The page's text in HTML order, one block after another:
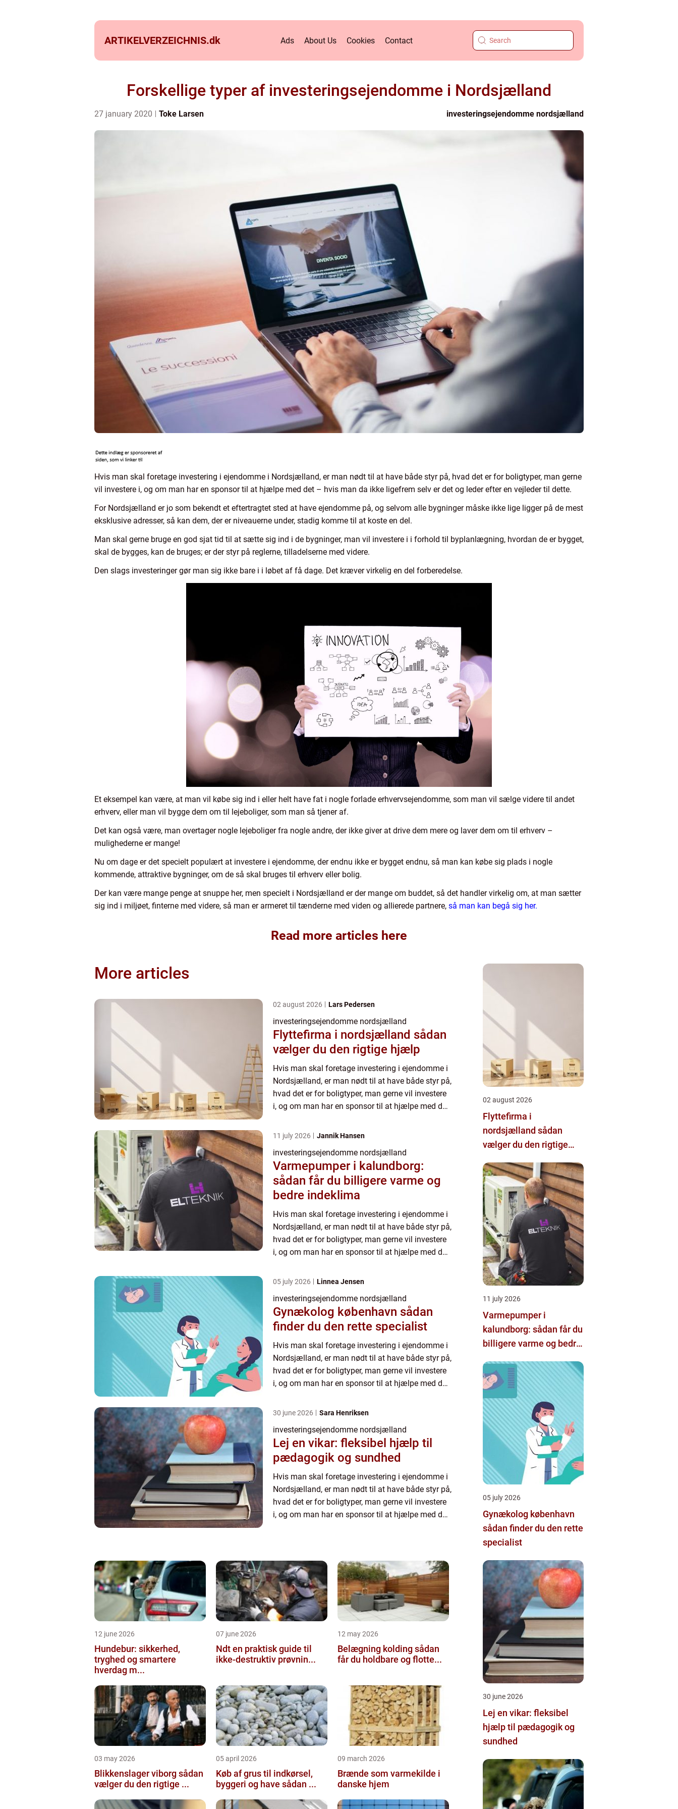
ARTIKELVERZEICHNIS.dk Ads About Us Cookies Contact
Forskellige typer af investeringsejendomme i Nordsjælland
27 january 2020 Toke Larsen investeringsejendomme nordsjælland
Hvis man skal foretage investering i ejendomme i Nordsjælland, er man nødt til at have både styr på, hvad det er for boligtyper, man gerne
vil investere i, og om man har en sponsor til at hjælpe med det – hvis man da ikke ligefrem selv er det og leder efter en vejleder til dette.
For Nordsjælland er jo som bekendt et eftertragtet sted at have ejendomme på, og selvom alle bygninger måske ikke lige ligger på de mest
eksklusive adresser, så kan dem, der er niveauerne under, stadig komme til at koste en del.
Man skal gerne bruge en god sjat tid til at sætte sig ind i de bygninger, man vil investere i i forhold til byplanlægning, hvordan de er bygget,
skal de bygges, kan de bruges; er der styr på reglerne, tilladelserne med videre.
Den slags investeringer gør man sig ikke bare i i løbet af få dage. Det kræver virkelig en del forberedelse.
Et eksempel kan være, at man vil købe sig ind i eller helt have fat i nogle forlade erhvervsejendomme, som man vil sælge videre til andet
erhverv, eller man vil bygge dem om til lejeboliger, som man så tjener af.
Det kan også være, man overtager nogle lejeboliger fra nogle andre, der ikke giver at drive dem mere og laver dem om til erhverv –
mulighederne er mange!
Nu om dage er det specielt populært at investere i ejendomme, der endnu ikke er bygget endnu, så man kan købe sig plads i nogle
kommende, attraktive bygninger, om de så skal bruges til erhverv eller bolig.
Der kan være mange penge at snuppe her, men specielt i Nordsjælland er der mange om buddet, så det handler virkelig om, at man sætter
sig ind i miljøet, finterne med videre, så man er armeret til tænderne med viden og allierede partnere, så man kan begå sig her.
Read more articles here
More articles
02 august 2026 Lars Pedersen
investeringsejendomme nordsjælland
Flyttefirma i nordsjælland sådan
vælger du den rigtige hjælp
Hvis man skal foretage investering i ejendomme i
Nordsjælland, er man nødt til at have både styr på,
hvad det er for boligtyper, man gerne vil investere
i, og om man har en sponsor til at hjælpe med det
11 july 2026 Jannik Hansen
investeringsejendomme nordsjælland
Varmepumper i kalundborg:
sådan får du billigere varme og
bedre indeklima
Hvis man skal foretage investering i ejendomme i
Nordsjælland, er man nødt til at have både styr på,
hvad det er for boligtyper, man gerne vil investere
i, og om man har en sponsor til at hjælpe med det
05 july 2026 Linnea Jensen
investeringsejendomme nordsjælland
Gynækolog københavn sådan
finder du den rette specialist
Hvis man skal foretage investering i ejendomme i
Nordsjælland, er man nødt til at have både styr på,
hvad det er for boligtyper, man gerne vil investere
i, og om man har en sponsor til at hjælpe med det
30 june 2026 Sara Henriksen
investeringsejendomme nordsjælland
Lej en vikar: fleksibel hjælp til
pædagogik og sundhed
Hvis man skal foretage investering i ejendomme i
Nordsjælland, er man nødt til at have både styr på,
hvad det er for boligtyper, man gerne vil investere
i, og om man har en sponsor til at hjælpe med det
12 june 2026
Hundebur: sikkerhed,
tryghed og smartere
hverdag m...
07 june 2026
Ndt en praktisk guide til
ikke-destruktiv prøvnin...
12 may 2026
Belægning kolding sådan
får du holdbare og flotte...
03 may 2026
Blikkenslager viborg sådan
vælger du den rigtige ...
05 april 2026
Køb af grus til indkørsel,
byggeri og have sådan ...
09 march 2026
Brænde som varmekilde i
danske hjem
02 august 2026
Flyttefirma i
nordsjælland sådan
vælger du den rigtige
11 july 2026
Varmepumper i
kalundborg: sådan får du
billigere varme og bedre
05 july 2026
Gynækolog københavn
sådan finder du den rette
specialist
30 june 2026
Lej en vikar: fleksibel
hjælp til pædagogik og
sundhed